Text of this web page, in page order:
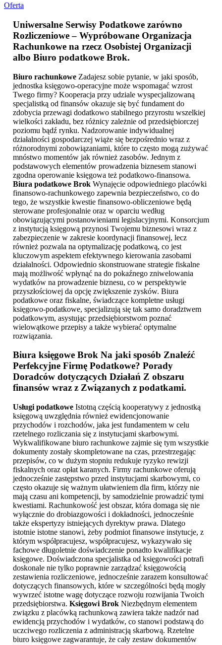
Oferta
Uniwersalne Serwisy Podatkowe zarówno
Rozliczeniowe – Wypróbowane Organizacja
Rachunkowe na rzecz Osobistej Organizacji
albo Biuro podatkowe Brok.
Biuro rachunkowe Zadajesz sobie pytanie, w jaki sposób,
jednostka księgowo-operacyjne może wspomagać wzrost
Twego firmy? Kooperacja przy udziale wyspecjalizowaną
specjalistką od finansów okazuje się być fundament do
zdobycia przewagi dodatkowo stabilnego przyrostu wszelkiej
wielkości zakładu, bez różnicy zależnie od przedsiębiorczej
poziomu bądź rynku. Nadzorowanie indywidualnej
działalności gospodarczej wiąże się bezpośrednio wraz z
różnorodnymi zobowiązaniami, które to często mogą zużywać
mnóstwo momentów jak również zasobów. Jednym z
podstawowych elementów prowadzenia biznesem stanowi
zgodna operowanie księgowa też podatkowo-finansowa.
Biura podatkowe Brok Wynajęcie odpowiedniego placówki
finansowo-rachunkowego zapewnia bezpieczeństwo, co do
tego, że wszystkie kwestie finansowo-obliczeniowe będą
sterowane profesjonalnie oraz w oparciu według
obowiązującymi postanowieniami legislacyjnymi. Konsorcjum
z instytucją księgową przynosi Twojemu biznesowi wraz z
zabezpieczenie w zakresie koordynacji finansowej, lecz
również pozwala na optymalizację podatkową, co jest
kluczowym aspektem efektywnego kierowania zasobami
działalności. Odpowiednio skonstruowane strategie fiskalne
mają możliwość wpłynąć na do pokaźnego zniwelowania
wydatków na prowadzenie biznesu, co w perspektywie
przyszłościowej da opcję zwiększenie zysków. Biura
podatkowe oraz fiskalne, świadczące kompletne usługi
księgowo-podatkowe, specjalizują się tak samo doradztwem
podatkowym, asystując przedsiębiorstwom poznać
wielowątkowe przepisy a także wybierać optymalne
rozwiązania.
Biura księgowe Brok Na jaki sposób Znaleźć
Perfekcyjne Firmę Podatkowe? Porady
Doradców dotyczących Działań Z obszaru
finansów wraz z Związanych z podatkami.
Usługi podatkowe Istotną częścią kooperatywy z jednostką
księgową uwzględnia również ewidencjonowanie
przychodów i rozchodów, jaka jest fundamentem w celu
rzetelnego rozliczania się z instytucjami skarbowymi.
Wykwalifikowane biuro rachunkowe zajmie się tym wszystkie
dokumenty zostały skompletowane na czas, przestrzegając
przepisów, co w dużym stopniu redukuje ryzyko rewizji
fiskalnych oraz opłat karanych. Firmy rachunkowe oferują
jednocześnie zastępstwo przed instytucjami skarbowymi, co
często okazuje się ważnym ułatwieniem dla firm, którzy nie
mają czasu ani kompetencji, by samodzielnie prowadzić tymi
kwestiami. Rachunkowość jest obszar, która domaga się nie
wyłącznie do drobiazgowości i dokładności, jednocześnie
także ekspertyzy istniejących dyrektyw prawa. Dlatego
istotnie istotne stanowi, żeby podmiot finansowe instytucje, z
którym współpracujesz, współpracujesz, wykazywało się
fachowe długoletnie doświadczenie ponadto kwalifikacje
księgowe. Doświadczona specjalistka od księgowości potrafi
doskonale nie tylko poprawnie zarządzać księgowością
zestawienia rozliczeniowe, jednocześnie zarazem konsultować
dotyczących finansowych, które w szczególności będą mogły
wywrzeć istotne wagę dotyczące rozwoju rozwijania Twoich
przedsiębiorstwa. Księgowi Brok Niezbędnym elementem
związku z placówką rachunkową zawiera także nadzór nad
ewidencją przychodów i wydatków, co stanowi podstawą do
uczciwego rozliczenia z administracją skarbową. Rzetelne
biuro księgowe zagwarantuje, że cały zestaw dokumentów